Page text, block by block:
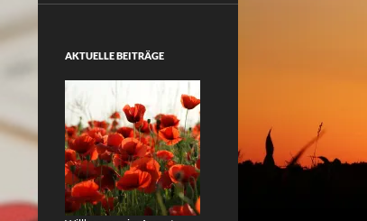
AKTUELLE BEITRÄGE